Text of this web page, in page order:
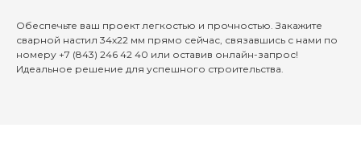
Обеспечьте ваш проект легкостью и прочностью. Закажите
сварной настил 34х22 мм прямо сейчас, связавшись с нами по
номеру +7 (843) 246 42 40 или оставив онлайн-запрос!
Идеальное решение для успешного строительства.